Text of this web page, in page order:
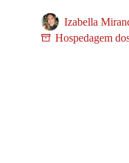
Izabella
Hospedagem